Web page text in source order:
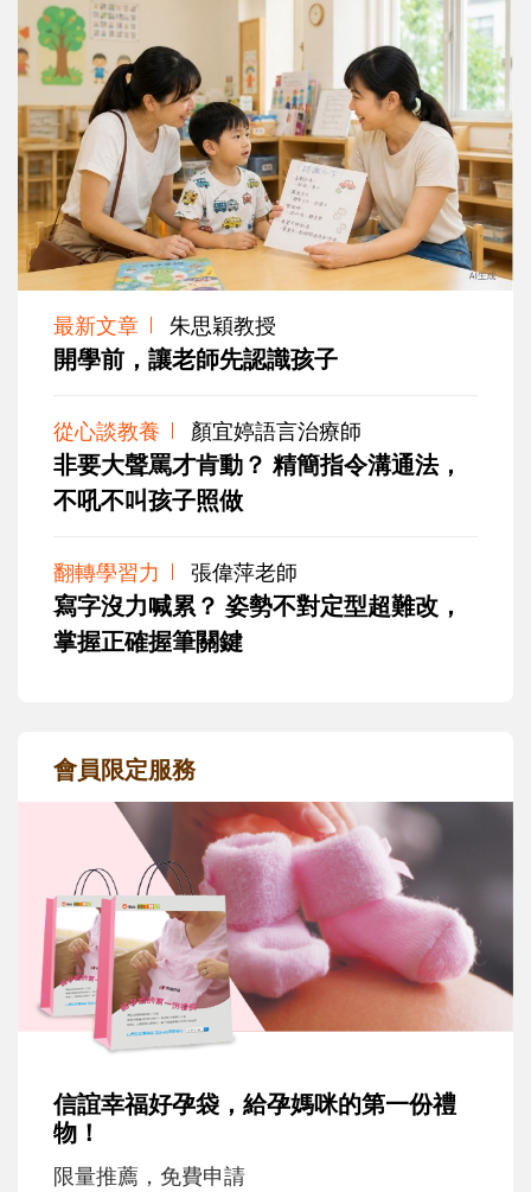
最新文章 朱思穎教授
開學前，讓老師先認識孩子
從心談教養 顏宜婷語言治療師
非要大聲罵才肯動？ 精簡指令溝通法，
不吼不叫孩子照做
翻轉學習力 張偉萍老師
寫字沒力喊累？ 姿勢不對定型超難改，
掌握正確握筆關鍵
會員限定服務
信誼幸福好孕袋，給孕媽咪的第一份禮
物！
限量推薦，免費申請